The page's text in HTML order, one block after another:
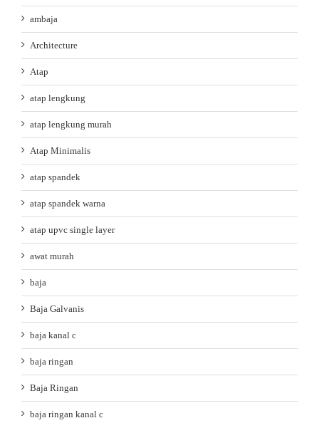
ambaja
Architecture
Atap
atap lengkung
atap lengkung murah
Atap Minimalis
atap spandek
atap spandek warna
atap upvc single layer
awat murah
baja
Baja Galvanis
baja kanal c
baja ringan
Baja Ringan
baja ringan kanal c